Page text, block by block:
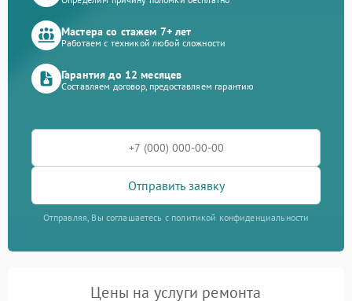
Мастера со стажем 7+ лет
Работаем с техникой любой сложности
Гарантия до 12 месяцев
Составляем договор, предоставляем гарантию
Отправить заявку
Отправляя, Вы соглашаетесь с политикой конфиденциальности
Цены на услуги ремонта